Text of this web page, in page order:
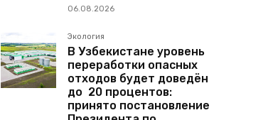
06.08.2026
Экология
В Узбекистане уровень
переработки опасных
отходов будет доведён
до 20 процентов:
принято постановление